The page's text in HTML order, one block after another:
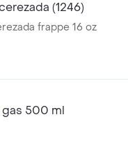
(1246)
frappe 16 oz
500 ml